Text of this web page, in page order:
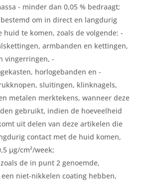
- minder dan 0,05 % bedraagt;
om in direct en langdurig
huid te komen, zoals de volgende: -
armbanden en kettingen,
vingerringen, -
horlogebanden en -
sluitingen, klinknagels,
metalen merktekens, wanneer deze
gebruikt, indien de hoeveelheid
uit delen van deze artikelen die
contact met de huid komen,
µg/cm²/week;
de in punt 2 genoemde,
niet-nikkelen coating hebben,